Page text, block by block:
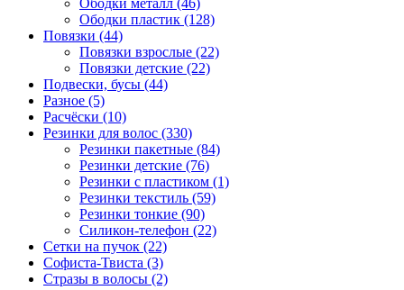
Ободки пластик (128)
Повязки (44)
Повязки взрослые (22)
Повязки детские (22)
Подвески, бусы (44)
Разное (5)
Расчёски (10)
Резинки для волос (330)
Резинки пакетные (84)
Резинки детские (76)
Резинки с пластиком (1)
Резинки текстиль (59)
Резинки тонкие (90)
Силикон-телефон (22)
Сетки на пучок (22)
Софиста-Твиста (3)
Стразы в волосы (2)